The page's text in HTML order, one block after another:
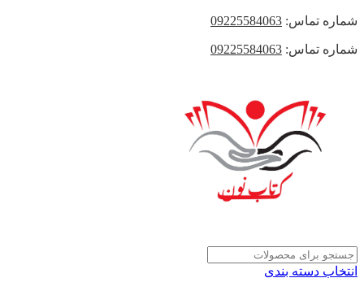
شماره تماس: 09225584063
شماره تماس: 09225584063
انتخاب دسته بندی